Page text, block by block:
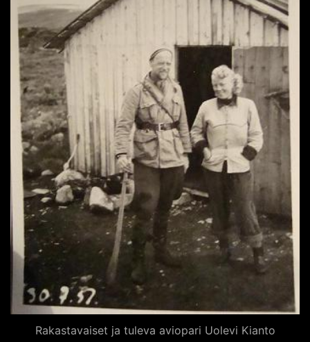
Rakastavaiset ja tuleva aviopari Uolevi Kianto